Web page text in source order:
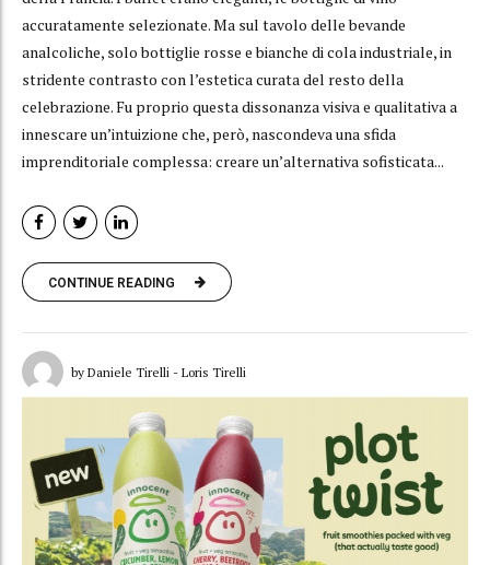
accuratamente selezionate. Ma sul tavolo delle bevande
analcoliche, solo bottiglie rosse e bianche di cola industriale, in
stridente contrasto con l’estetica curata del resto della
celebrazione. Fu proprio questa dissonanza visiva e qualitativa a
innescare un’intuizione che, però, nascondeva una sfida
imprenditoriale complessa: creare un’alternativa sofisticata...
CONTINUE READING
by Daniele Tirelli - Loris Tirelli